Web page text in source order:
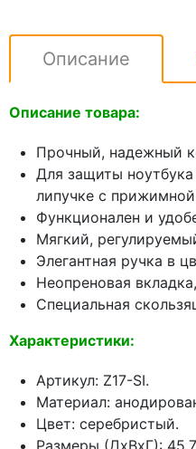
Описание
Описание товара:
Прочный, надежный
Для защиты
липучке с прижимной
Функционален и
Мягкий,
Элегантная ручка в
Неопреновая
Специальная
Характеристики:
Артикул: Z17-SI.
Материал:
Цвет: серебристый.
Размеры (ДхВхГ):